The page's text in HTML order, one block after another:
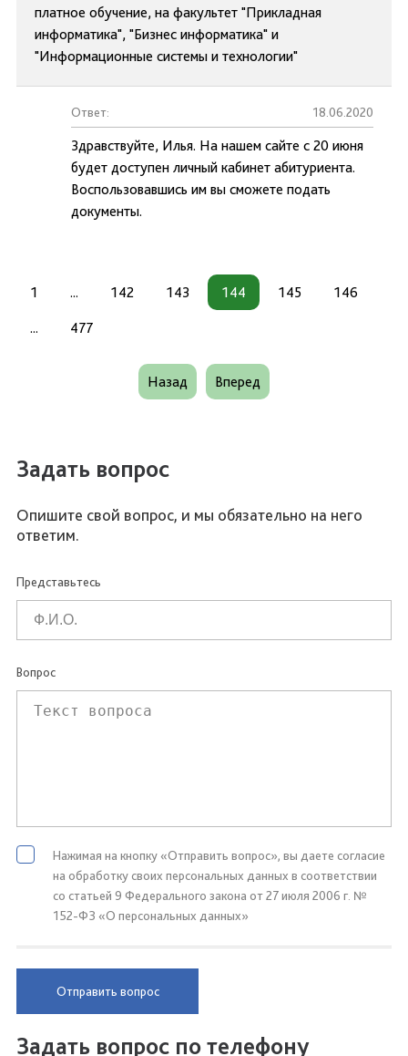
платное обучение, на факультет "Прикладная
информатика", "Бизнес информатика" и
"Информационные системы и технологии"
Ответ: 18.06.2020
Здравствуйте, Илья. На нашем сайте с 20 июня
будет доступен личный кабинет абитуриента.
Воспользовавшись им вы сможете подать
документы.
1 ... 142 143 144 145 146
... 477
Назад Вперед
Задать вопрос
Опишите свой вопрос, и мы обязательно на него
ответим.
Представьтесь
Вопрос
Нажимая на кнопку «Отправить вопрос», вы даете согласие
на обработку своих персональных данных в соответствии
со статьей 9 Федерального закона от 27 июля 2006 г. №
152-ФЗ «О персональных данных»
Отправить вопрос
Задать вопрос по телефону